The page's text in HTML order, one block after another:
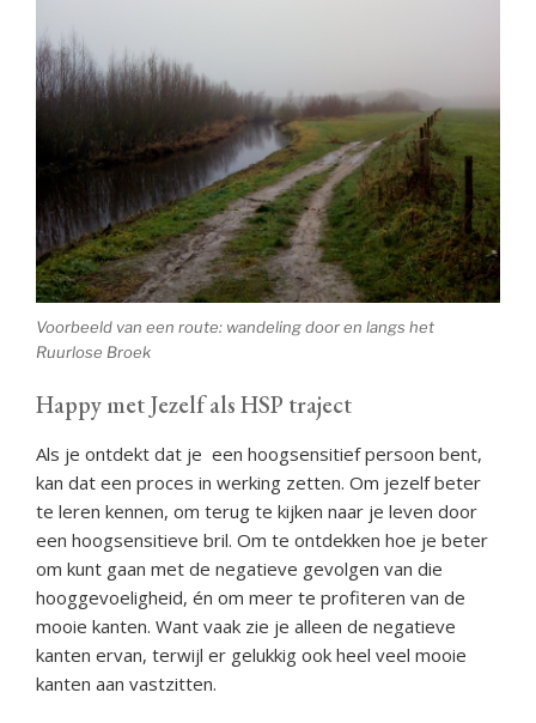
Voorbeeld van een route: wandeling door en langs het
Ruurlose Broek
Happy met Jezelf als HSP traject
Als je ontdekt dat je een hoogsensitief persoon bent,
kan dat een proces in werking zetten. Om jezelf beter
te leren kennen, om terug te kijken naar je leven door
een hoogsensitieve bril. Om te ontdekken hoe je beter
om kunt gaan met de negatieve gevolgen van die
hooggevoeligheid, én om meer te profiteren van de
mooie kanten. Want vaak zie je alleen de negatieve
kanten ervan, terwijl er gelukkig ook heel veel mooie
kanten aan vastzitten.